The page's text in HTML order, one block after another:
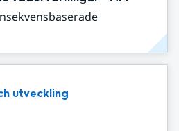
utveckling